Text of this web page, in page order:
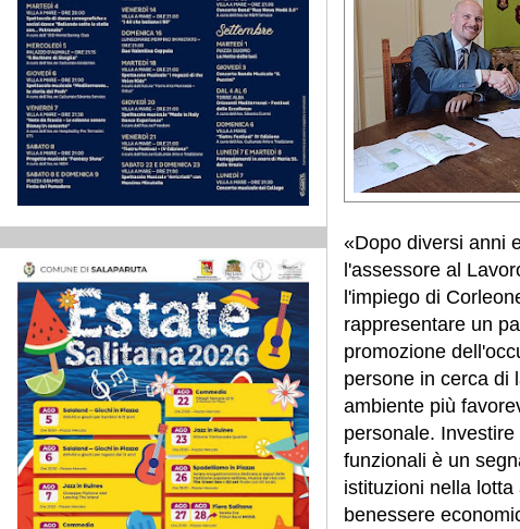
«Dopo diversi anni
l'assessore al
l'impiego di
rappresentare un
promozione
persone in cerca di
ambiente più
personale.
funzionali è un
istituzioni nella
benessere